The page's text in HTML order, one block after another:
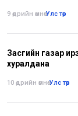
9 өдрийн өмнө•Улс төр
Засгийн газар
хуралдана
10 өдрийн өмнө•Улс төр